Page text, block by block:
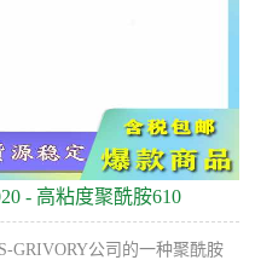
- 高粘度聚酰胺610
GRIVORY公司的一种聚酰胺